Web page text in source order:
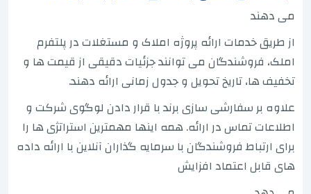
می دهند
از طریق خدمات ارائه پروژه املاک و مستغلات در پلتفرم
املک، فروشندگان می توانند جزئیات دقیقی از قیمت ها و
تخفیف ها، تاریخ تحویل و جدول زمانی ارائه دهند.
علاوه بر سفارشی سازی برند با قرار دادن لوگوی شرکت و
اطلاعات تماس در ارائه. همه اینها مهمترین استراتژی ها را
برای ارتباط فروشندگان با سرمایه گذاران آنلاین با ارائه داده
های قابل اعتماد افزایش